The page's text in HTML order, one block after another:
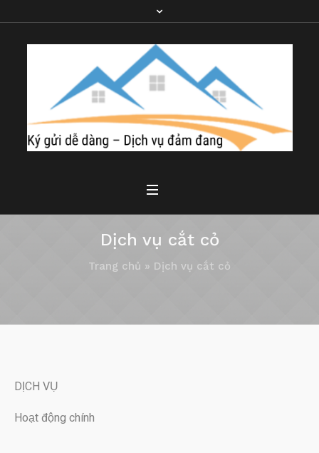
Dịch vụ cắt cỏ
Trang chủ » Dịch vụ cắt cỏ
DỊCH VỤ
Hoạt động chính